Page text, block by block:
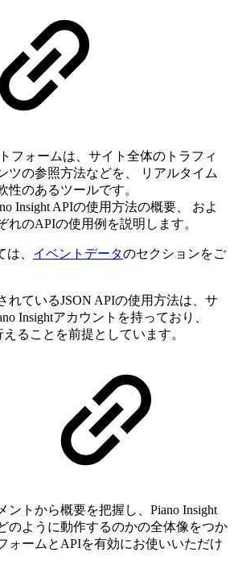
フォームは、サイト全体のトラフィ
ツの参照方法などを、 リアルタイム
性のあるツールです。
Insight APIの使用方法の概要、 およ
れのAPIの使用例を説明します。
は、 イベントデータのセクションをご
れているJSON APIの使用方法は、サ
Insightアカウントを持っており、
えることを前提としています。
ントから概要を把握し、Piano Insight
のように動作するのかの全体像をつか
ォームとAPIを有効にお使いいただけ